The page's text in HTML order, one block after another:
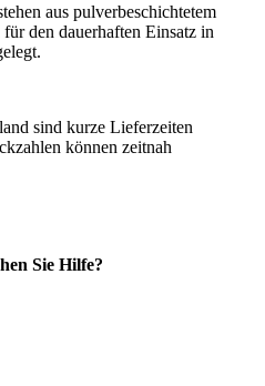
aus pulverbeschichtetem
den dauerhaften Einsatz in
sind kurze Lieferzeiten
können zeitnah
Sie Hilfe?